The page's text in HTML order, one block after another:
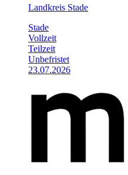
Landkreis Stade
Stade
Vollzeit
Teilzeit
Unbefristet
23.07.2026